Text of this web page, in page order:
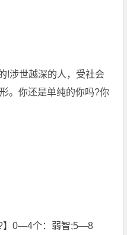
!涉世越深的人，受社会
。你还是单纯的你吗?你
】0—4个：弱智;5—8